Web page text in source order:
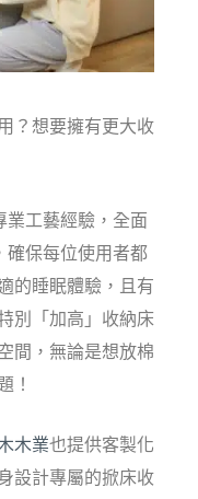
？想要擁有更大收
業工藝經驗，全面
確保每位使用者都
的睡眠體驗，且有
別「加高」收納床
間，無論是想放棉
！
木業也提供客製化
設計專屬的掀床收